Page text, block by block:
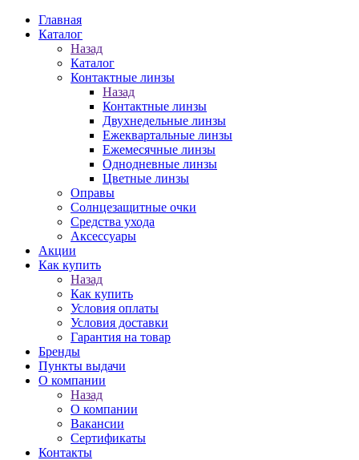
Главная
Каталог
Назад
Каталог
Контактные линзы
Назад
Контактные линзы
Двухнедельные линзы
Ежеквартальные линзы
Ежемесячные линзы
Однодневные линзы
Цветные линзы
Оправы
Солнцезащитные очки
Средства ухода
Аксессуары
Акции
Как купить
Назад
Как купить
Условия оплаты
Условия доставки
Гарантия на товар
Бренды
Пункты выдачи
О компании
Назад
О компании
Вакансии
Сертификаты
Контакты